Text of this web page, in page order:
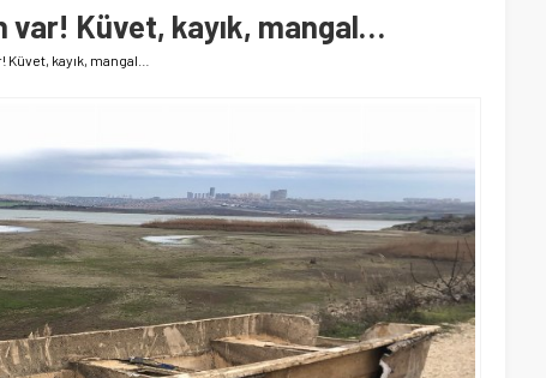
var! Küvet, kayık, mangal…
kayık, mangal…